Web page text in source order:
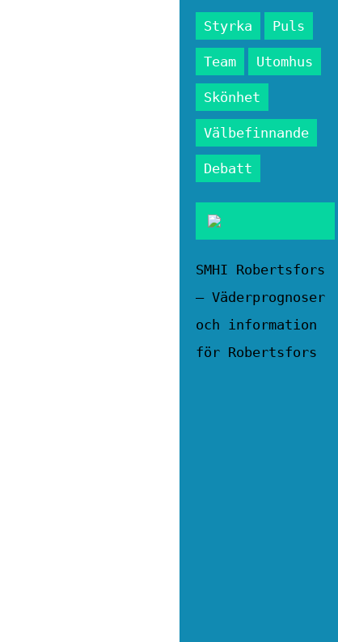
Styrka Puls
Team Utomhus
Skönhet
Välbefinnande
Debatt
SMHI Robertsfors
– Väderprognoser
och information
för Robertsfors